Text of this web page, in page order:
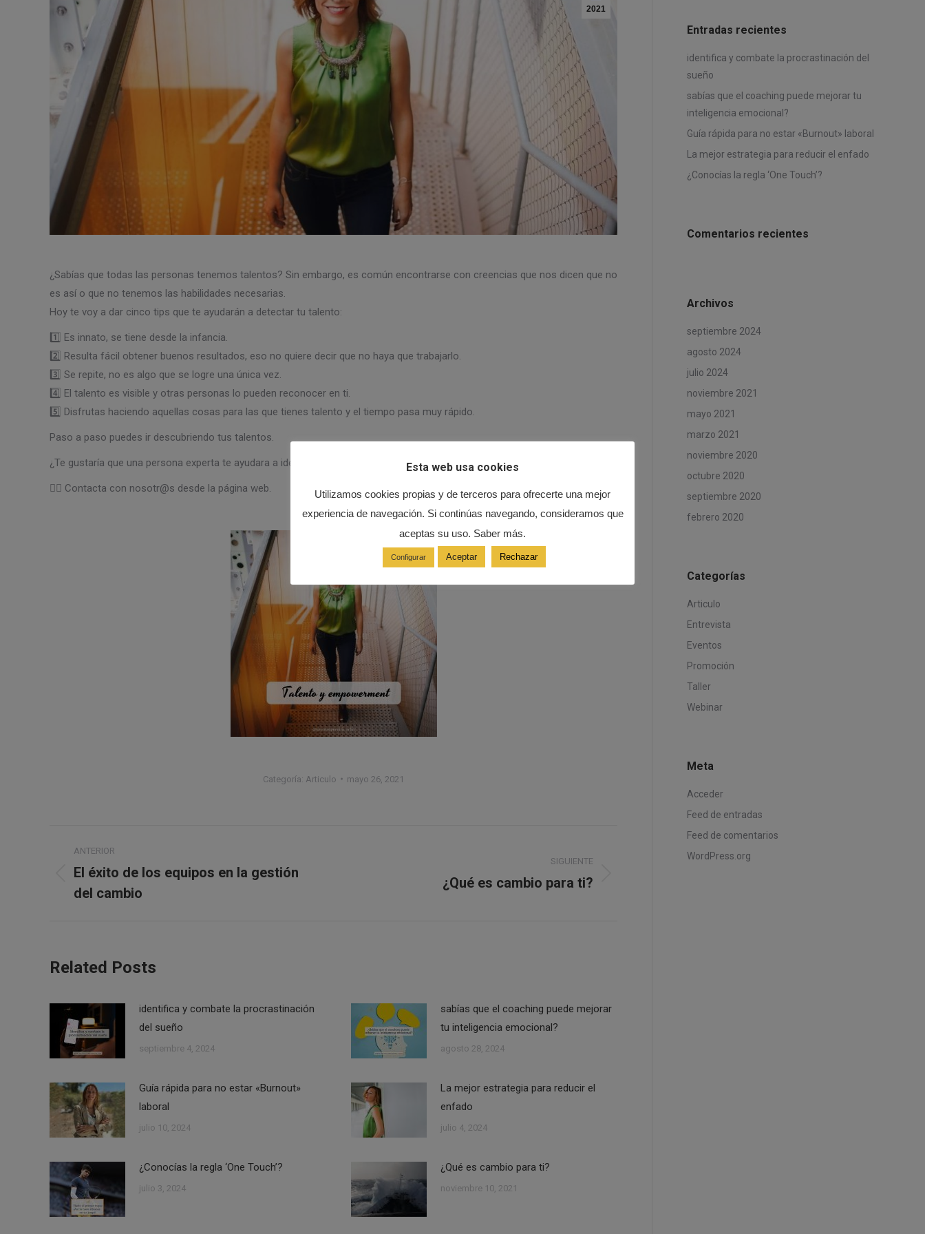
2021
¿Sabías que todas las personas tenemos talentos? Sin embargo, es común encontrarse con creencias que nos dicen que no
es así o que no tenemos las habilidades necesarias.
Hoy te voy a dar cinco tips que te ayudarán a detectar tu talento:
1️⃣ Es innato, se tiene desde la infancia.
2️⃣ Resulta fácil obtener buenos resultados, eso no quiere decir que no haya que trabajarlo.
3️⃣ Se repite, no es algo que se logre una única vez.
4️⃣ El talento es visible y otras personas lo pueden reconocer en ti.
5️⃣ Disfrutas haciendo aquellas cosas para las que tienes talento y el tiempo pasa muy rápido.
Paso a paso puedes ir descubriendo tus talentos.
¿Te gustaría que una persona experta te ayudara a identificarlos?
👉🏻 Contacta con nosotr@s desde la página web.
Categoría: Articulo mayo 26, 2021
entre
publicaciones
ANTERIOR
Publicación
anterior:
El éxito de los equipos en la gestión
del cambio
SIGUIENTE
¿Qué es cambio para ti?
Related Posts
identifica y combate la procrastinación
del sueño
septiembre 4, 2024
sabías que el coaching puede mejorar
tu inteligencia emocional?
agosto 28, 2024
Guía rápida para no estar «Burnout»
laboral
julio 10, 2024
La mejor estrategia para reducir el
enfado
julio 4, 2024
¿Conocías la regla ‘One Touch’?
julio 3, 2024
¿Qué es cambio para ti?
noviembre 10, 2021
Entradas recientes
identifica y combate la procrastinación del
sueño
sabías que el coaching puede mejorar tu
inteligencia emocional?
Guía rápida para no estar «Burnout» laboral
La mejor estrategia para reducir el enfado
¿Conocías la regla ‘One Touch’?
Comentarios recientes
Archivos
septiembre 2024
agosto 2024
julio 2024
noviembre 2021
mayo 2021
marzo 2021
noviembre 2020
octubre 2020
septiembre 2020
febrero 2020
Categorías
Articulo
Entrevista
Eventos
Promoción
Taller
Webinar
Meta
Acceder
Feed de entradas
Feed de comentarios
WordPress.org
Esta web usa cookies
Utilizamos cookies propias y de terceros para ofrecerte una mejor
experiencia de navegación. Si continúas navegando, consideramos que
aceptas su uso. Saber más.
Configurar Aceptar Rechazar